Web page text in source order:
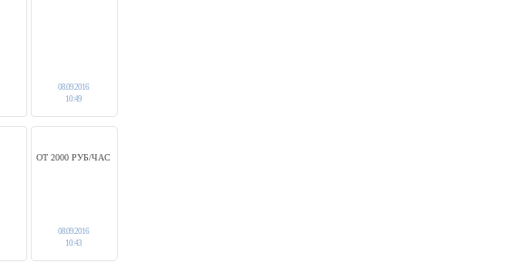
08.09.2016
10:49
ОТ 2000 РУБ/ЧАС
08.09.2016
10:43